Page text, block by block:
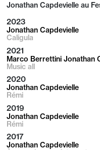
Jonathan Capdevielle au
2023
Jonathan Capdevielle
Caligula
2021
Marco Berrettini Jonathan
Music all
2020
Jonathan Capdevielle
Rémi
2019
Jonathan Capdevielle
Rémi
2017
Jonathan Capdevielle